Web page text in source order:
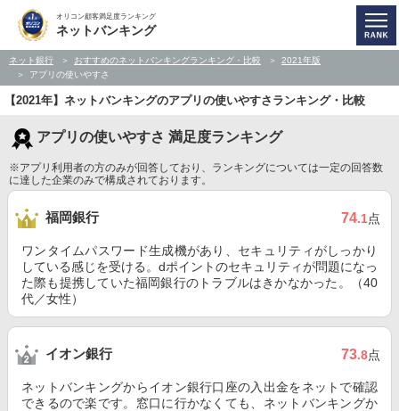
オリコン顧客満足度ランキング
ネットバンキング
ネット銀行 おすすめのネットバンキングランキング・比較
2021年版
アプリの使いやすさ
【2021年】ネットバンキングのアプリの使いやすさランキング・比較
アプリの使いやすさ 満足度ランキング
※アプリ利用者の方のみが回答しており、ランキングについては一定の回答数
に達した企業のみで構成されております。
福岡銀行 74.1点
ワンタイムパスワード生成機があり、セキュリティがしっかり
している感じを受ける。dポイントのセキュリティが問題になっ
た際も提携していた福岡銀行のトラブルはきかなかった。（40
代／女性）
イオン銀行 73.8点
ネットバンキングからイオン銀行口座の入出金をネットで確認
できるので楽です。窓口に行かなくても、ネットバンキングか